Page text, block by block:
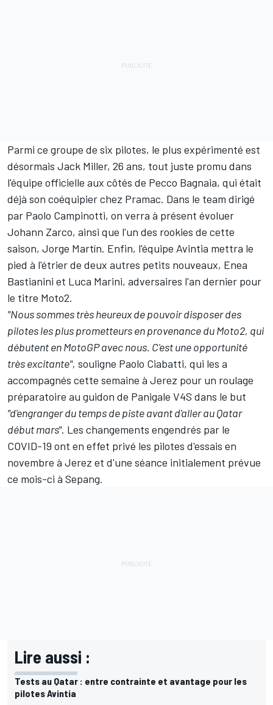
Parmi ce groupe de six pilotes, le plus expérimenté est
désormais Jack Miller, 26 ans, tout juste promu dans
l'équipe officielle aux côtés de Pecco Bagnaia, qui était
déjà son coéquipier chez Pramac. Dans le team dirigé
par Paolo Campinotti, on verra à présent évoluer
Johann Zarco, ainsi que l'un des rookies de cette
saison, Jorge Martín. Enfin, l'équipe Avintia mettra le
pied à l'étrier de deux autres petits nouveaux, Enea
Bastianini et Luca Marini, adversaires l'an dernier pour
le titre Moto2.
"Nous sommes très heureux de pouvoir disposer des
pilotes les plus prometteurs en provenance du Moto2, qui
débutent en MotoGP avec nous. C'est une opportunité
très excitante", souligne Paolo Ciabatti, qui les a
accompagnés cette semaine à Jerez pour un roulage
préparatoire au guidon de Panigale V4S dans le but
"d'engranger du temps de piste avant d'aller au Qatar
début mars". Les changements engendrés par le
COVID-19 ont en effet privé les pilotes d'essais en
novembre à Jerez et d'une séance initialement prévue
ce mois-ci à Sepang.
Lire aussi :
Tests au Qatar : entre contrainte et avantage pour les
pilotes Avintia